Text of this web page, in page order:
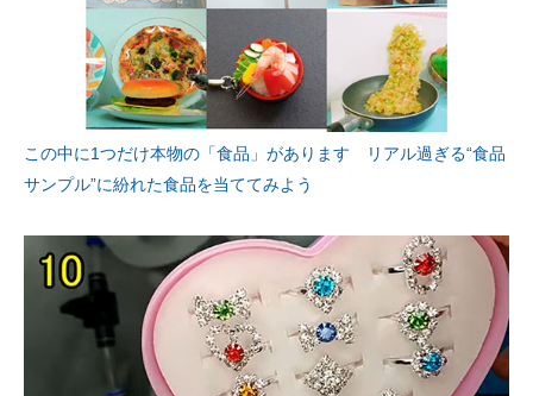
この中に1つだけ本物の「食品」があります リアル過ぎる“食品
サンプル”に紛れた食品を当ててみよう